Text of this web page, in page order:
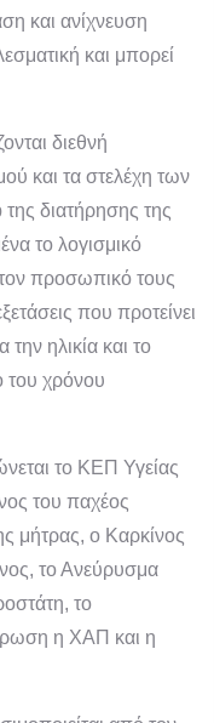
και ανίχνευση
και μπορεί
διεθνή
και τα στελέχη των
διατήρησης της
το λογισμικό
προσωπικό τους
που προτείνει
ηλικία και το
του χρόνου
το ΚΕΠ Υγείας
του παχέος
μήτρας, ο Καρκίνος
το Ανεύρυσμα
το
η ΧΑΠ και η